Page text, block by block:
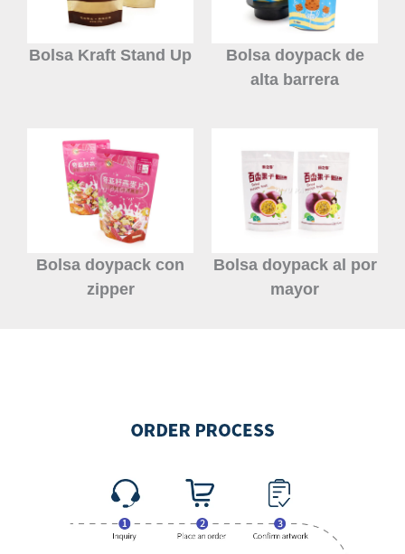
Bolsa Kraft Stand Up
Bolsa doypack de
alta barrera
Bolsa doypack con
zipper
Bolsa doypack al por
mayor